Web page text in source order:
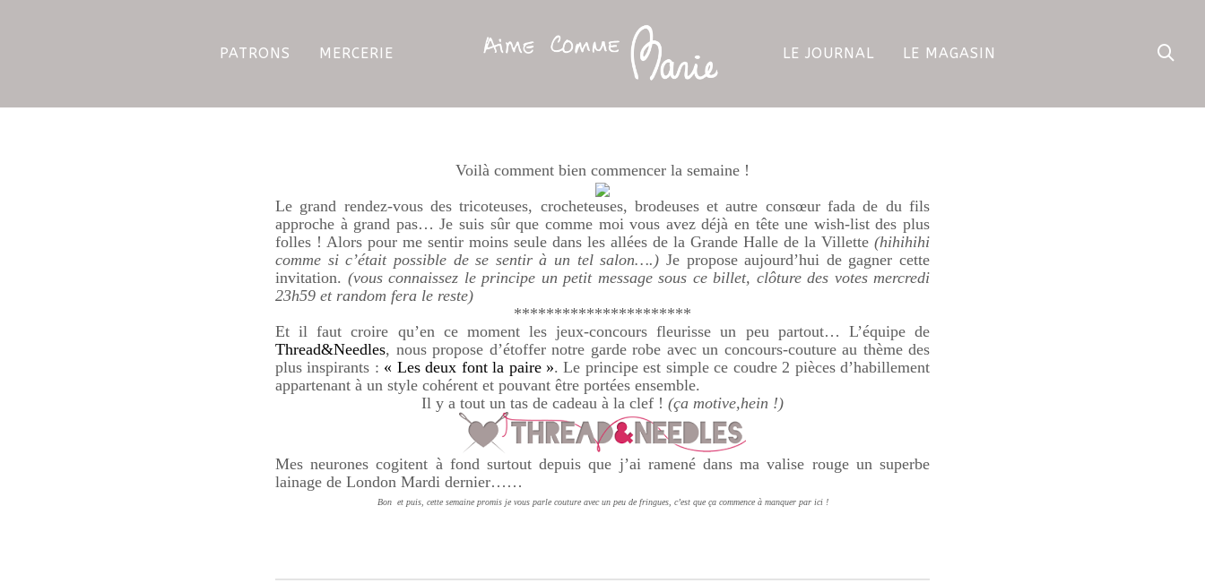
PATRONS MERCERIE LE JOURNAL LE MAGASIN
Voilà comment bien commencer la semaine !
Le grand rendez-vous des tricoteuses, crocheteuses, brodeuses et autre consœur fada de du fils
approche à grand pas… Je suis sûr que comme moi vous avez déjà en tête une wish-list des plus
folles ! Alors pour me sentir moins seule dans les allées de la Grande Halle de la Villette (hihihihi
comme si c’était possible de se sentir à un tel salon….) Je propose aujourd’hui de gagner cette
invitation. (vous connaissez le principe un petit message sous ce billet, clôture des votes mercredi
23h59 et random fera le reste)
**********************
Et il faut croire qu’en ce moment les jeux-concours fleurisse un peu partout… L’équipe de
Thread&Needles, nous propose d’étoffer notre garde robe avec un concours-couture au thème des
plus inspirants : « Les deux font la paire ». Le principe est simple ce coudre 2 piècesd’habillement
appartenant à un style cohérent et pouvant être portées ensemble.
Il y a tout un tas de cadeau à la clef ! (ça motive,hein !)
Mes neurones cogitent à fond surtout depuis que j’ai ramené dans ma valise rouge un superbe
lainage de London Mardi dernier……
Bon et puis, cette semaine promis je vous parle couture avec un peu de fringues, c’est que ça commence à manquer par ici !